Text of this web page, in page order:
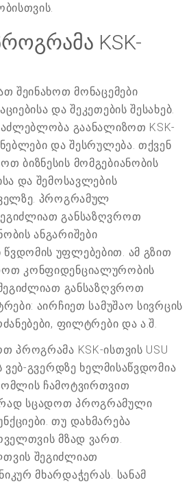
KSK-
შეინახოთ მონაცემები
და შეკეთების შესახებ.
გაანალიზოთ KSK-
და შესრულება. თქვენ
ბიზნესის მომგებიანობის
და შემოსავლების
პროგრამულ
განსაზღვროთ
ანგარიშები
უფლებებით. ამ გზით
კონფიდენციალურობის
განსაზღვროთ
აირჩიეთ სამუშაო სივრცის
ფილტრები და ა.შ.
პროგრამა KSK-ისთვის USU
ვებ-გვერდზე ხელმისაწვდომია
ჩამოტვირთვით
სცადოთ პროგრამული
თუ დახმარება
მზად ვართ.
შეგიძლიათ
მხარდაჭერას. სანამ